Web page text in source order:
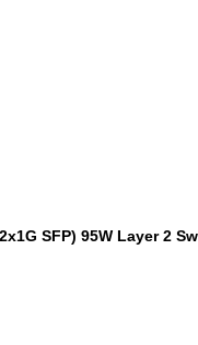
SFP) 95W Layer 2